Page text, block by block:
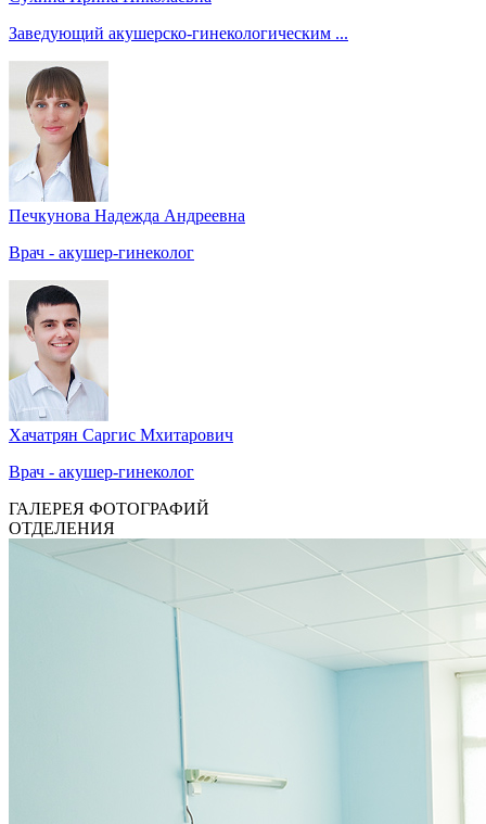
Заведующий акушерско-гинекологическим ...
Печкунова Надежда Андреевна
Врач - акушер-гинеколог
Хачатрян Саргис Мхитарович
Врач - акушер-гинеколог
ГАЛЕРЕЯ ФОТОГРАФИЙ
ОТДЕЛЕНИЯ